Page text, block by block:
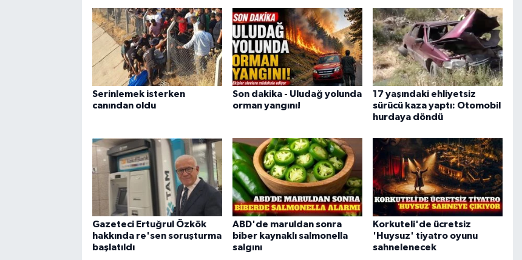
Serinlemek isterken
canından oldu
Son dakika - Uludağ yolunda
orman yangını!
17 yaşındaki ehliyetsiz
sürücü kaza yaptı: Otomobil
hurdaya döndü
Gazeteci Ertuğrul Özkök
hakkında re'sen soruşturma
başlatıldı
ABD'de maruldan sonra
biber kaynaklı salmonella
salgını
Korkuteli'de ücretsiz
'Huysuz' tiyatro oyunu
sahnelenecek